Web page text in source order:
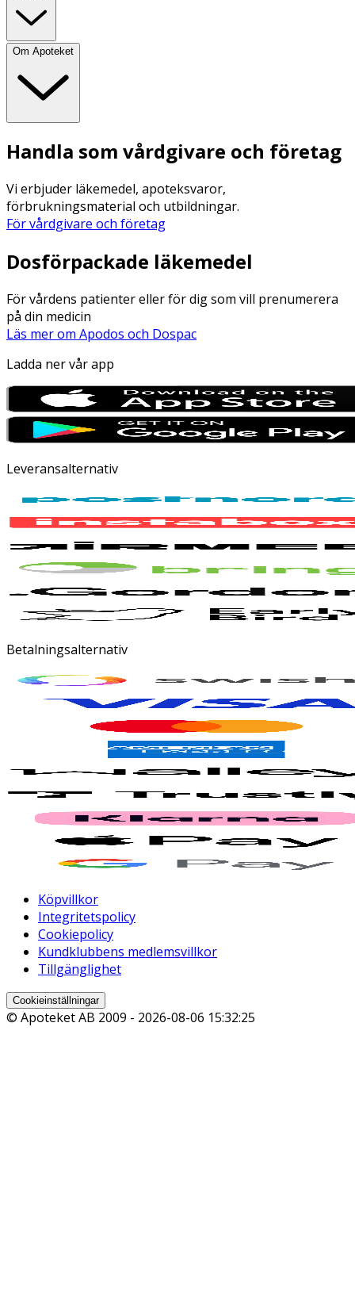
Om Apoteket
Handla som vårdgivare och företag
Vi erbjuder läkemedel, apoteksvaror,
förbrukningsmaterial och utbildningar.
För vårdgivare och företag
Dosförpackade läkemedel
För vårdens patienter eller för dig som vill prenumerera
på din medicin
Läs mer om Apodos och Dospac
Ladda ner vår app
Leveransalternativ
Betalningsalternativ
Köpvillkor
Integritetspolicy
Cookiepolicy
Kundklubbens medlemsvillkor
Tillgänglighet
Cookieinställningar
© Apoteket AB 2009 - 2026-08-06 15:32:25